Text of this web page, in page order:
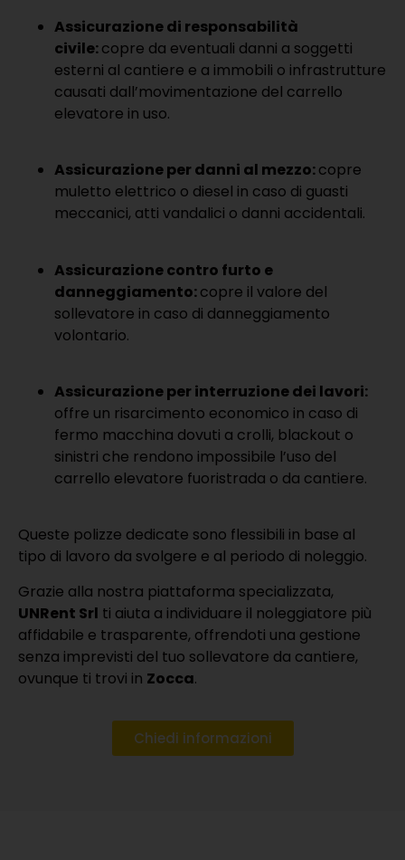
Assicurazione di responsabilità
civile:copre da eventuali danni a soggetti
esterni al cantiere e a immobili o infrastrutture
causati dall’movimentazione del carrello
elevatore in uso.
Assicurazione per danni al mezzo:copre
muletto elettrico o diesel in caso di guasti
meccanici, atti vandalici o danni accidentali.
Assicurazione contro furto e
danneggiamento:copre il valore del
sollevatore in caso di danneggiamento
volontario.
Assicurazione per interruzione dei lavori:
offre un risarcimento economico in caso di
fermo macchina dovuti a crolli, blackout o
sinistri che rendono impossibile l’uso del
carrello elevatore fuoristrada o da cantiere.
Queste polizze dedicate sono flessibili in base al
tipo di lavoro da svolgere e al periodo di noleggio.
Grazie alla nostra piattaforma specializzata,
UNRent Srl ti aiuta a individuare il noleggiatore più
affidabile e trasparente, offrendoti una gestione
senza imprevisti del tuo sollevatore da cantiere,
ovunque ti trovi in Zocca.
Chiedi informazioni